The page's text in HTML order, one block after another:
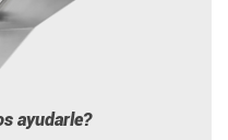
ayudarle?